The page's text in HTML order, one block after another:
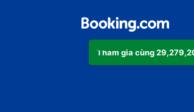
Tham gia cùng